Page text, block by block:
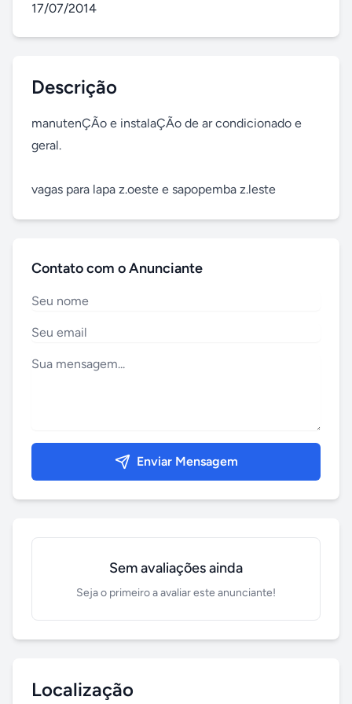
17/07/2014
Descrição
manutenÇÃo e instalaÇÃo de ar condicionado e
geral.
vagas para lapa z.oeste e sapopemba z.leste
Contato com o Anunciante
Enviar Mensagem
Sem avaliações ainda
Seja o primeiro a avaliar este anunciante!
Localização